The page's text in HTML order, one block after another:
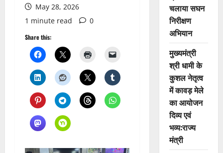
May 28, 2026
1 minute read
0
Share this:
चलाया सघन
निरीक्षण
अभियान
मुख्यमंत्री
श्री धामी के
कुशल नेतृत्व
में कावड़ मेले
का आयोजन
दिव्य एवं
भव्य:राज्य
मंत्री